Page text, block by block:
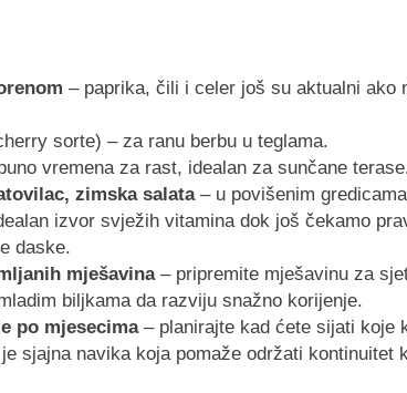
– paprika, čili i celer još su aktualni ako
sorte) – za ranu berbu u teglama.
vremena za rast, idealan za sunčane
zimska salata– u povišenim
izvor svježih vitamina dok još čekamo
daske.
mješavina– pripremite mješavinu za
biljkama da razviju snažno korijenje.
po mjesecima– planirajte kad ćete sijati koje
sjajna navika koja pomaže održati kontinuitet